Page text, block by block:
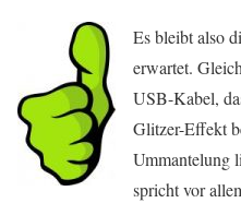
Es bleibt also
erwartet.
USB-Kabel,
Glitzer-Effekt
Ummantelung
spricht vor